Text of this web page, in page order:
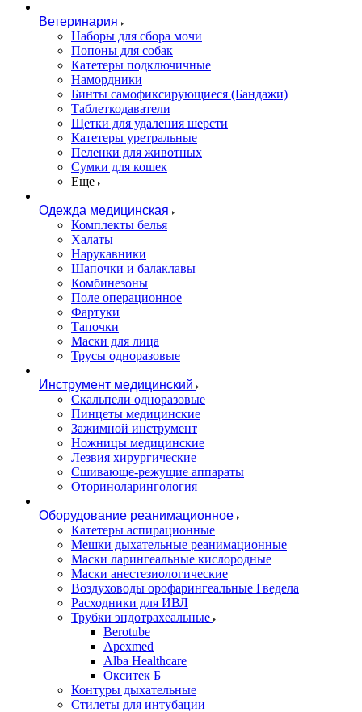
Ветеринария
Наборы для сбора мочи
Попоны для собак
Катетеры подключичные
Намордники
Бинты самофиксирующиеся (Бандажи)
Таблеткодаватели
Щетки для удаления шерсти
Катетеры уретральные
Пеленки для животных
Сумки для кошек
Еще
Одежда медицинская
Комплекты белья
Халаты
Нарукавники
Шапочки и балаклавы
Комбинезоны
Поле операционное
Фартуки
Тапочки
Маски для лица
Трусы одноразовые
Инструмент медицинский
Скальпели одноразовые
Пинцеты медицинские
Зажимной инструмент
Ножницы медицинские
Лезвия хирургические
Сшивающе-режущие аппараты
Оториноларингология
Оборудование реанимационное
Катетеры аспирационные
Мешки дыхательные реанимационные
Маски ларингеальные кислородные
Маски анестезиологические
Воздуховоды орофарингеальные Гведела
Расходники для ИВЛ
Трубки эндотрахеальные
Berotube
Apexmed
Alba Healthcare
Окситек Б
Контуры дыхательные
Стилеты для интубации